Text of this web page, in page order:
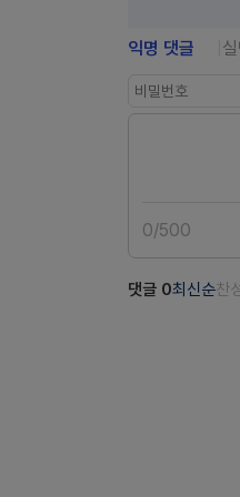
익명 댓글
0/500
댓글 0최신순찬